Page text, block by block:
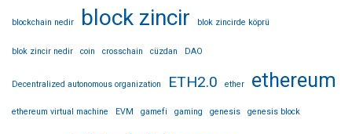
blockchain nedir block zincir blok zincirde köprü
blok zincir nedir coin crosschain cüzdan DAO
Decentralized autonomous organization ETH2.0 ether ethereum
ethereum virtual machine EVM gamefi gaming genesis genesis block